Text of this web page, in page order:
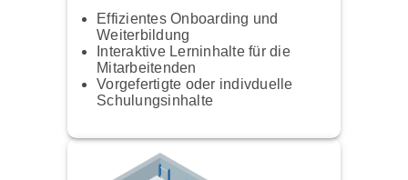
Effizientes Onboarding und
Weiterbildung
Interaktive Lerninhalte für die
Mitarbeitenden
Vorgefertigte oder indivduelle
Schulungsinhalte